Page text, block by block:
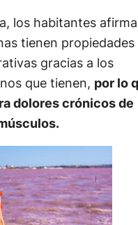
los habitantes
tienen propiedades
gracias a los
que tienen, por lo
dolores crónicos de